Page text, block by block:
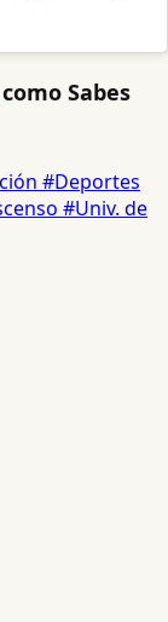
como Sabes
#Deportes
#Univ. de